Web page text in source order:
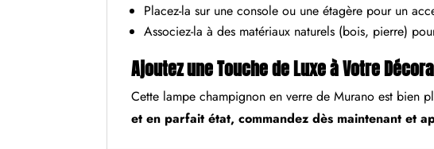
Placez-la sur une console ou une étagère pour un
Associez-la à des matériaux naturels (bois, pierre)
Ajoutez une Touche de Luxe à Votre
Cette lampe champignon en verre de Murano est bien
et en parfait état, commandez dès maintenant et